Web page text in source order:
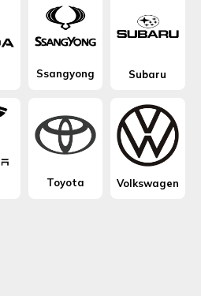
Ssangyong Subaru
Toyota Volkswagen